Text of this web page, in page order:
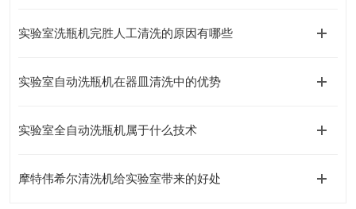
实验室洗瓶机完胜人工清洗的原因有哪些
实验室自动洗瓶机在器皿清洗中的优势
实验室全自动洗瓶机属于什么技术
摩特伟希尔清洗机给实验室带来的好处